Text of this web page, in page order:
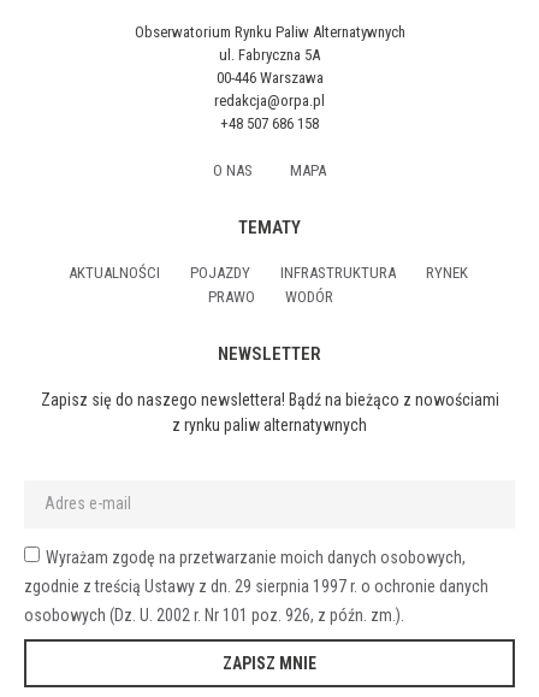
Obserwatorium Rynku Paliw Alternatywnych
ul. Fabryczna 5A
00-446 Warszawa
redakcja@orpa.pl
+48 507 686 158
O NAS MAPA
TEMATY
AKTUALNOŚCI POJAZDY INFRASTRUKTURA
RYNEK
PRAWO
WODÓR
NEWSLETTER
Zapisz się do naszego newslettera! Bądź na bieżąco z nowościami
z rynku paliw alternatywnych
Wyrażam zgodę na przetwarzanie moich danych osobowych,
zgodnie z treścią Ustawy z dn. 29 sierpnia 1997 r. o ochronie danych
osobowych (Dz. U. 2002 r. Nr 101 poz. 926, z późn. zm.).
ZAPISZ MNIE